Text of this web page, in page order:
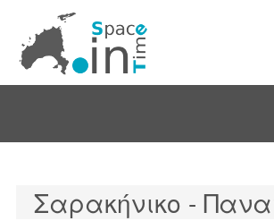
Σαρακήνικο -